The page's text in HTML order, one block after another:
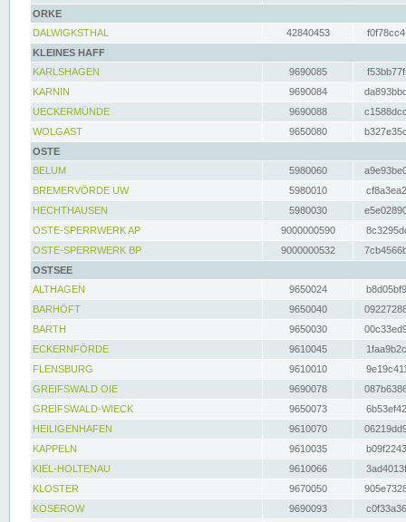
ORKE
DALWIGKSTHAL
42840453
KLEINES HAFF
KARLSHAGEN
9690085
KARNIN
9690084
UECKERMÜNDE
9690088
WOLGAST
9650080
OSTE
BELUM
5980060
BREMERVÖRDE UW
5980010
HECHTHAUSEN
5980030
OSTE-SPERRWERK AP
9000000590
OSTE-SPERRWERK BP
9000000532
OSTSEE
ALTHAGEN
9650024
BARHÖFT
9650040
BARTH
9650030
ECKERNFÖRDE
9610045
FLENSBURG
9610010
GREIFSWALD OIE
9690078
GREIFSWALD-WIECK
9650073
HEILIGENHAFEN
9610070
KAPPELN
9610035
KIEL-HOLTENAU
9610066
KLOSTER
9670050
KOSEROW
9690093